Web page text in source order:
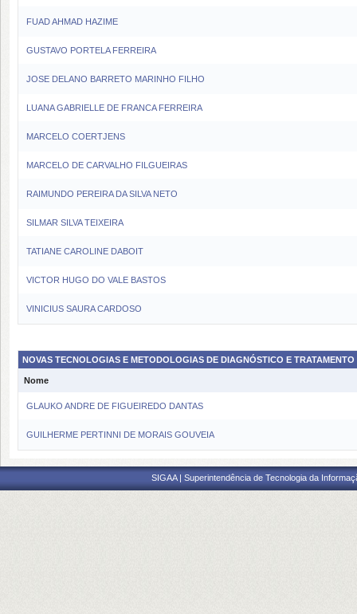
FUAD AHMAD HAZIME
GUSTAVO PORTELA FERREIRA
JOSE DELANO BARRETO MARINHO FILHO
LUANA GABRIELLE DE FRANCA FERREIRA
MARCELO COERTJENS
MARCELO DE CARVALHO FILGUEIRAS
RAIMUNDO PEREIRA DA SILVA NETO
SILMAR SILVA TEIXEIRA
TATIANE CAROLINE DABOIT
VICTOR HUGO DO VALE BASTOS
VINICIUS SAURA CARDOSO
NOVAS TECNOLOGIAS E METODOLOGIAS DE DIAGNÓSTICO E TRATAMENTO
Nome
GLAUKO ANDRE DE FIGUEIREDO DANTAS
GUILHERME PERTINNI DE MORAIS GOUVEIA
SIGAA | Superintendência de Tecnologia da